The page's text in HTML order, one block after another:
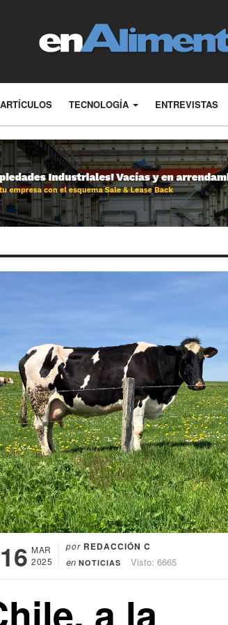
ARTÍCULOS TECNOLOGÍA ENTREVISTAS
16 MAR
2025
por REDACCIÓN C
en NOTICIAS Visto: 6665
a la